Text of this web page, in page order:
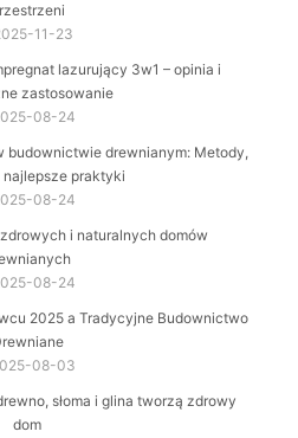
11-23
lazurujący 3w1 – opinia i
zastosowanie
08-24
budownictwie drewnianym: Metody,
najlepsze praktyki
08-24
i naturalnych domów
08-24
2025 a Tradycyjne Budownictwo
08-03
słoma i glina tworzą zdrowy
dom